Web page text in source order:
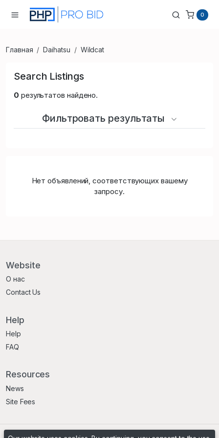
0
Главная Daihatsu Wildcat
Search Listings
0 результатов найдено.
Фильтровать результаты
Нет объявлений, соответствующих вашему
запросу.
Website
О нас
Contact Us
Help
Help
FAQ
Resources
News
Site Fees